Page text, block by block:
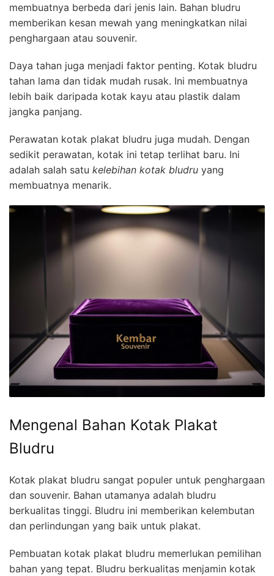
membuatnya berbeda dari jenis lain. Bahan bludru
memberikan kesan mewah yang meningkatkan nilai
penghargaan atau souvenir.
Daya tahan juga menjadi faktor penting. Kotak bludru
tahan lama dan tidak mudah rusak. Ini membuatnya
lebih baik daripada kotak kayu atau plastik dalam
jangka panjang.
Perawatan kotak plakat bludru juga mudah. Dengan
sedikit perawatan, kotak ini tetap terlihat baru. Ini
adalah salah satu kelebihan kotak bludru yang
membuatnya menarik.
Mengenal Bahan Kotak Plakat
Bludru
Kotak plakat bludru sangat populer untuk penghargaan
dan souvenir. Bahan utamanya adalah bludru
berkualitas tinggi. Bludru ini memberikan kelembutan
dan perlindungan yang baik untuk plakat.
Pembuatan kotak plakat bludru memerlukan pemilihan
bahan yang tepat. Bludru berkualitas menjamin kotak